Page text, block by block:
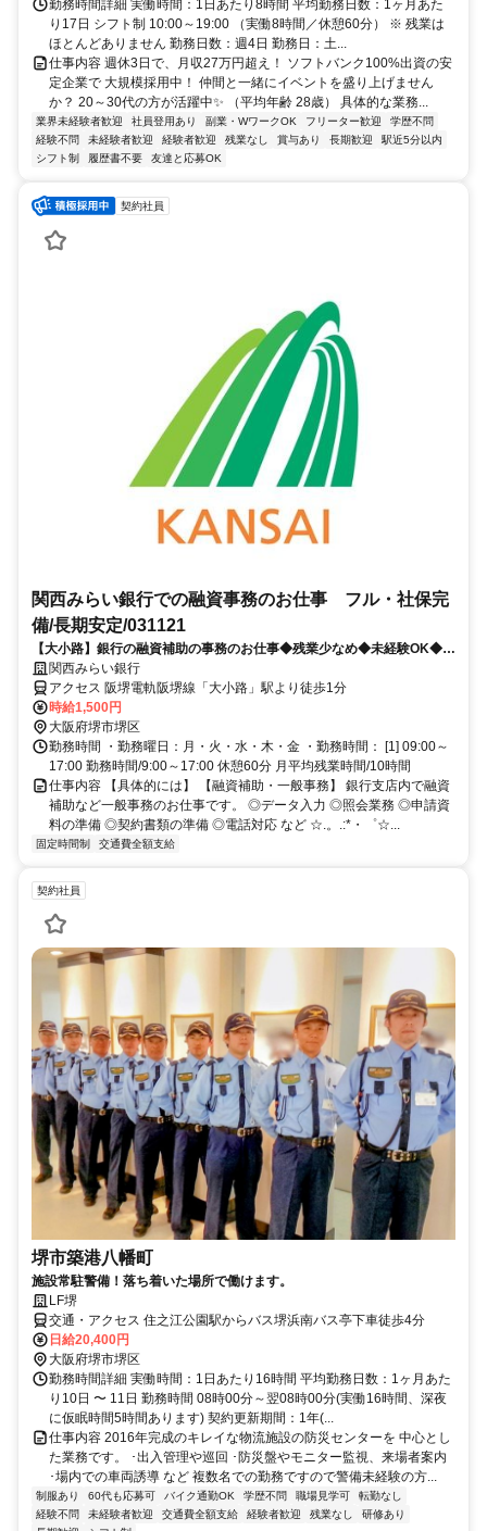
勤務時間詳細 実働時間：1日あたり8時間 平均勤務日数：1ヶ月あた
り17日 シフト制 10:00～19:00 （実働8時間／休憩60分） ※ 残業は
ほとんどありません 勤務日数：週4日 勤務日：土...
仕事内容 週休3日で、月収27万円超え！ ソフトバンク100%出資の安
定企業で 大規模採用中！ 仲間と一緒にイベントを盛り上げません
か？ 20～30代の方が活躍中✨ （平均年齢 28歳） 具体的な業務...
業界未経験者歓迎 社員登用あり 副業・WワークOK フリーター歓迎
学歴不問
経験不問
未経験者歓迎 経験者歓迎 残業なし 賞与あり 長期歓迎
駅近5分以内
シフト制
履歴書不要 友達と応募OK
契約社員
関西みらい銀行での融資事務のお仕事 フル・社保完
備/長期安定/031121
【大小路】銀行の融資補助の事務のお仕事◆残業少なめ◆未経験OK◆交
通費あり
関西みらい銀行
アクセス 阪堺電軌阪堺線「大小路」駅より徒歩1分
時給1,500円
大阪府堺市堺区
勤務時間 ・勤務曜日：月・火・水・木・金 ・勤務時間： [1] 09:00～
17:00 勤務時間/9:00～17:00 休憩60分 月平均残業時間/10時間
仕事内容 【具体的には】 【融資補助・一般事務】 銀行支店内で融資
補助など一般事務のお仕事です。 ◎データ入力 ◎照会業務 ◎申請資
料の準備 ◎契約書類の準備 ◎電話対応 など ☆.。.:*・゜☆...
固定時間制 交通費全額支給
契約社員
堺市築港八幡町
施設常駐警備！落ち着いた場所で働けます。
LF堺
交通・アクセス 住之江公園駅からバス堺浜南バス亭下車徒歩4分
日給20,400円
大阪府堺市堺区
勤務時間詳細 実働時間：1日あたり16時間 平均勤務日数：1ヶ月あた
り10日 〜 11日 勤務時間 08時00分～翌08時00分(実働16時間、深夜
に仮眠時間5時間あります) 契約更新期間：1年(...
仕事内容 2016年完成のキレイな物流施設の防災センターを 中心とし
た業務です。 ･出入管理や巡回 ･防災盤やモニター監視、来場者案内
･場内での車両誘導 など 複数名での勤務ですので警備未経験の方...
制服あり 60代も応募可 バイク通勤OK 学歴不問 職場見学可
転勤なし
経験不問
未経験者歓迎 交通費全額支給 経験者歓迎 残業なし
研修あり